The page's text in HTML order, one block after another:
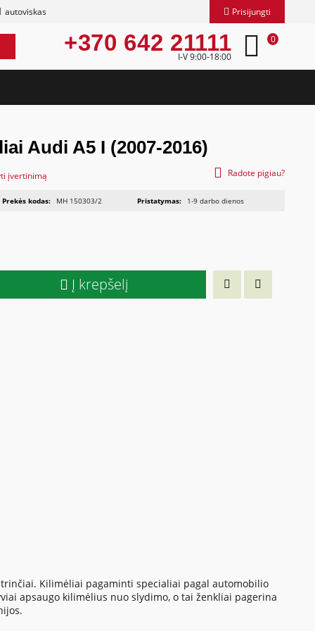
autoviskas Prisijungti
+370 642 21111
I-V 9:00-18:00
0
Audi A5 I (2007-2016)
įvertinimą Radote pigiau?
Prekės kodas: MH 150303/2 Pristatymas: 1-9 darbo dienos
Į krepšelį
Kilimėliai pagaminti specialiai pagal automobilio
apsaugo kilimėlius nuo slydimo, o tai ženkliai pagerina